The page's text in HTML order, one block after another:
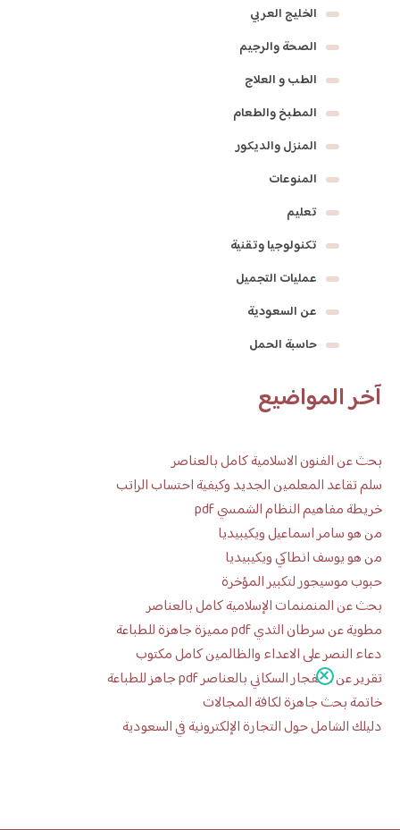
الخليج العربي
الصحة والرجيم
الطب و العلاج
المطبخ والطعام
المنزل والديكور
المنوعات
تعليم
تكنولوجيا وتقنية
عمليات التجميل
عن السعودية
حاسبة الحمل
آخر المواضيع
بحث عن الفنون الاسلامية كامل بالعناصر
سلم تقاعد المعلمين الجديد وكيفية احتساب الراتب
خريطة مفاهيم النظام الشمسي pdf
من هو سامر اسماعيل ويكيبيديا
من هو يوسف انطاكي ويكيبيديا
حبوب موسيجور لتكبير المؤخرة
بحث عن المنمنمات الإسلامية كامل بالعناصر
مطوية عن سرطان الثدي pdf مميزة جاهزة للطباعة
دعاء النصر على الاعداء والظالمين كامل مكتوب
تقرير عن الانفجار السكاني بالعناصر pdf جاهز للطباعة
خاتمة بحث جاهزة لكافة المجالات
دليلك الشامل حول التجارة الإلكترونية في السعودية